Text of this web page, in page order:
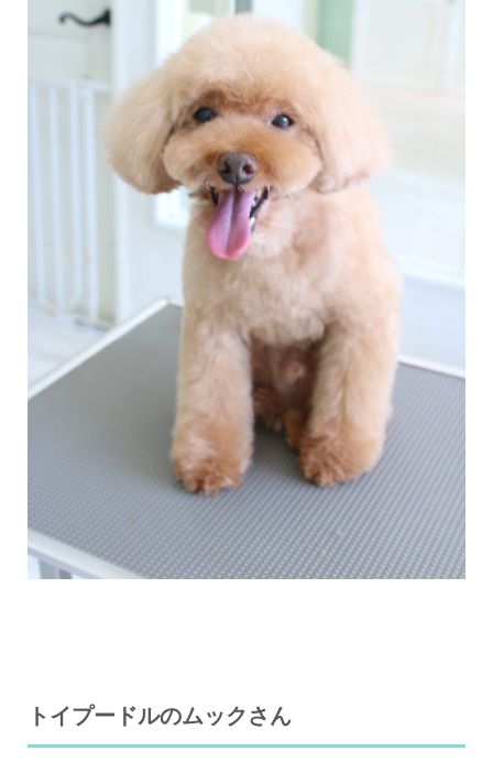
トイプードルのムックさん